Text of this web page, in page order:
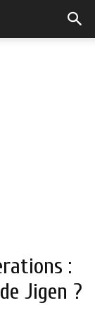
:
Jigen ?